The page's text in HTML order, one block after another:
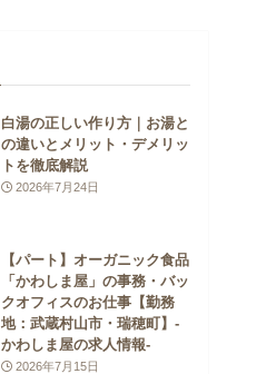
白湯の正しい作り方｜お湯と
の違いとメリット・デメリッ
トを徹底解説
2026年7月24日
【パート】オーガニック食品
「かわしま屋」の事務・バッ
クオフィスのお仕事【勤務
地：武蔵村山市・瑞穂町】-
かわしま屋の求人情報-
2026年7月15日